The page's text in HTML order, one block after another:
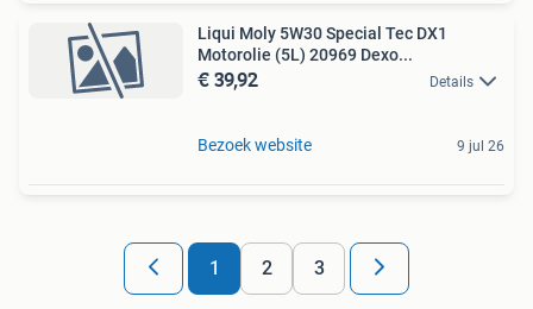
Liqui Moly 5W30 Special Tec DX1
Motorolie (5L) 20969 Dexo...
€ 39,92 Details
Bezoek website 9 jul 26
1 2 3